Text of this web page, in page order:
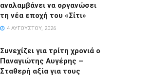
αναλαμβάνει να οργανώσει
τη νέα εποχή του «Σίτι»
4 ΑΥΓΟΎΣΤΟΥ, 2026
Συνεχίζει για τρίτη χρονιά ο
Παναγιώτης Αυγέρης –
Σταθερή αξία για τους